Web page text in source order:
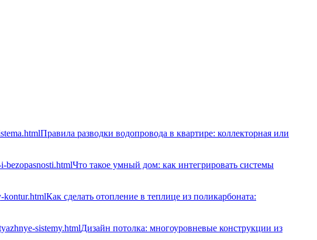
Правила разводки водопровода в квартире: коллекторная или
Что такое умный дом: как интегрировать системы
Как сделать отопление в теплице из поликарбоната:
Дизайн потолка: многоуровневые конструкции из